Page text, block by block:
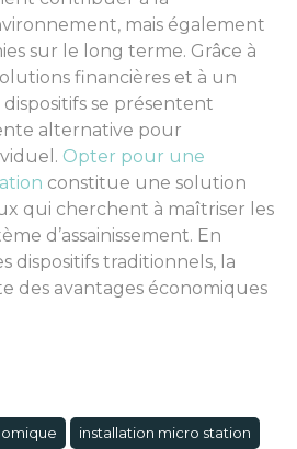
mais également
sur le long terme. Grâce à
financières et à un
se présentent
alternative pour
Opter pour une
constitue une solution
qui cherchent à maîtriser les
d’assainissement. En
dispositifs traditionnels, la
des avantages économiques
installation micro station